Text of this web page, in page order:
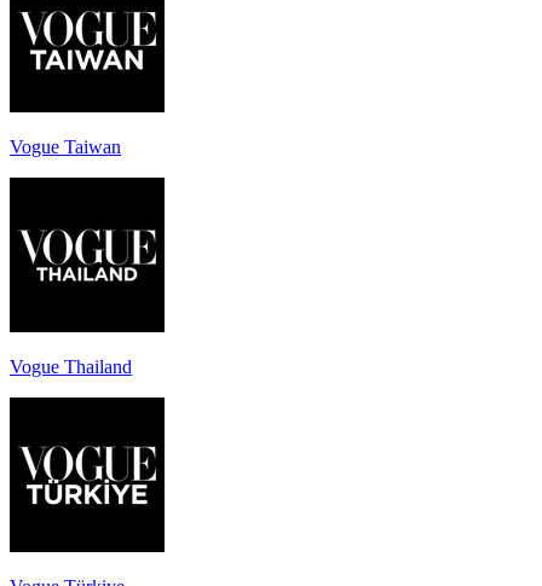
Vogue Taiwan
Vogue Thailand